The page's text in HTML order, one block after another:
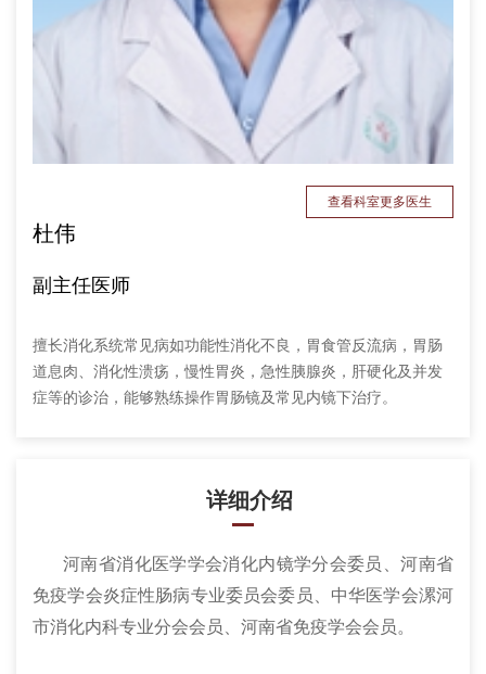
查看科室更多医生
杜伟
副主任医师
擅长消化系统常见病如功能性消化不良，胃食管反流病，胃肠
道息肉、消化性溃疡，慢性胃炎，急性胰腺炎，肝硬化及并发
症等的诊治，能够熟练操作胃肠镜及常见内镜下治疗。
详细介绍
河南省消化医学学会消化内镜学分会委员、河南省
免疫学会炎症性肠病专业委员会委员、中华医学会漯河
市消化内科专业分会会员、河南省免疫学会会员。